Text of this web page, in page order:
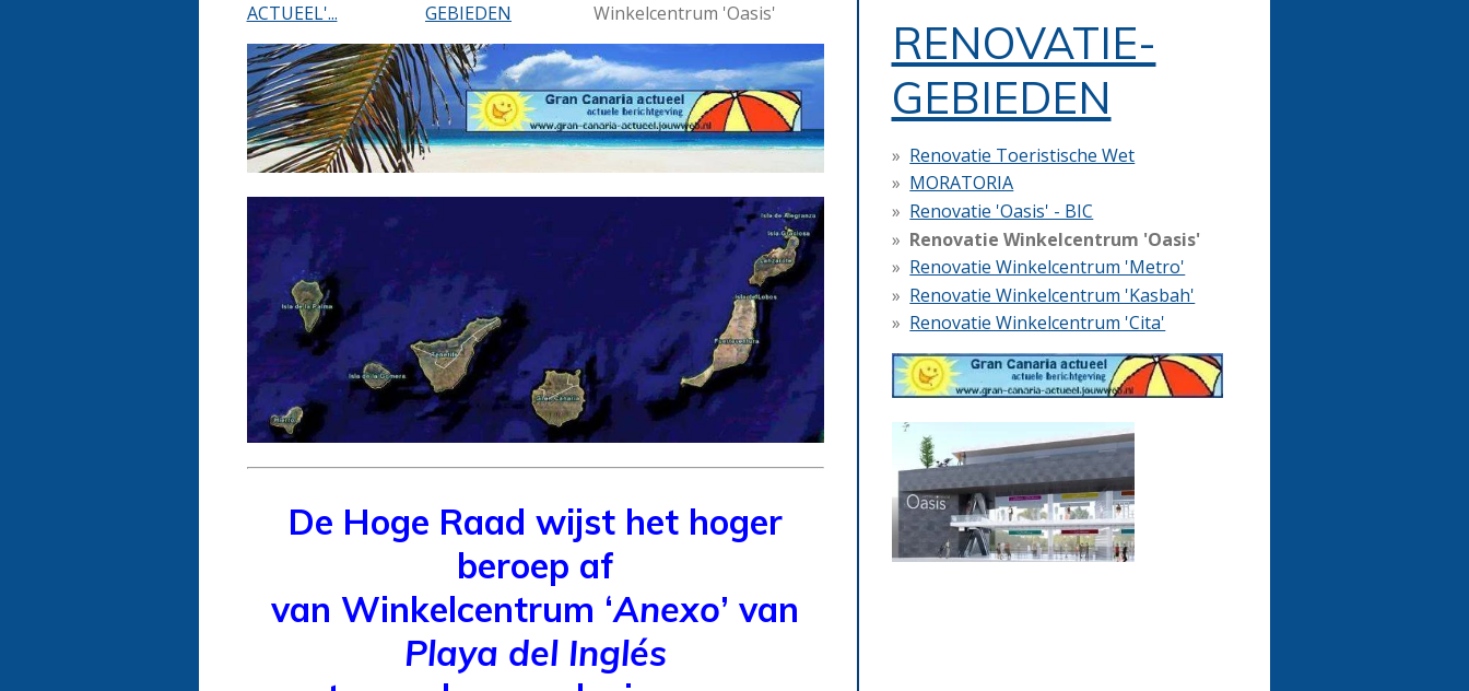
ACTUEEL'...
GEBIEDEN
Winkelcentrum 'Oasis'
De Hoge Raad wijst het hoger
beroep af
van Winkelcentrum ‘Anexo’ van
Playa del Inglés
RENOVATIE-
GEBIEDEN
Renovatie Toeristische Wet
MORATORIA
Renovatie 'Oasis' - BIC
Renovatie Winkelcentrum 'Oasis'
Renovatie Winkelcentrum 'Metro'
Renovatie Winkelcentrum 'Kasbah'
Renovatie Winkelcentrum 'Cita'